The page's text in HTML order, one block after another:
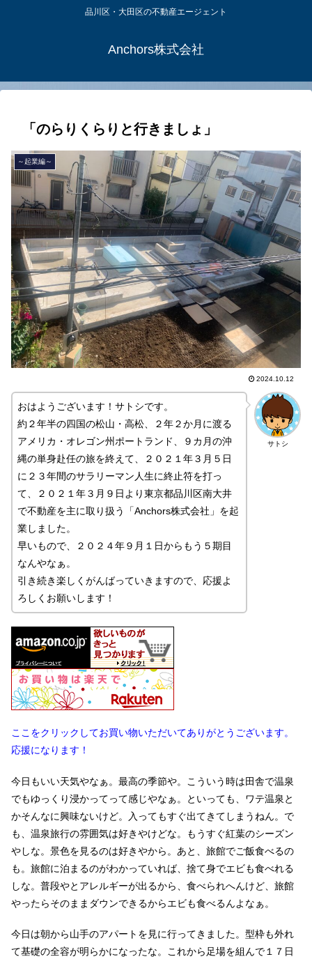
品川区・大田区の不動産エージェント
Anchors株式会社
「のらりくらりと行きましょ」
～起業編～
2024.10.12
サトシ
おはようございます！サトシです。
約２年半の四国の松山・高松、２年２か月に渡る
アメリカ・オレゴン州ポートランド、９カ月の沖
縄の単身赴任の旅を終えて、２０２１年３月５日
に２３年間のサラリーマン人生に終止符を打っ
て、２０２１年３月９日より東京都品川区南大井
で不動産を主に取り扱う「Anchors株式会社」を起
業しました。
早いもので、２０２４年９月１日からもう５期目
なんやなぁ。
引き続き楽しくがんばっていきますので、応援よ
ろしくお願いします！
ここをクリックしてお買い物いただいてありがとうございます。
応援になります！
今日もいい天気やなぁ。最高の季節や。こういう時は田舎で温泉
でもゆっくり浸かってって感じやなぁ。といっても、ワテ温泉と
かそんなに興味ないけど。入ってもすぐ出てきてしまうねん。で
も、温泉旅行の雰囲気は好きやけどな。もうすぐ紅葉のシーズン
やしな。景色を見るのは好きやから。あと、旅館でご飯食べるの
も。旅館に泊まるのがわかっていれば、捨て身でエビも食べれる
しな。普段やとアレルギーが出るから、食べられへんけど、旅館
やったらそのままダウンできるからエビも食べるんよなぁ。
今日は朝から山手のアパートを見に行ってきました。型枠も外れ
て基礎の全容が明らかになったな。これから足場を組んで１７日